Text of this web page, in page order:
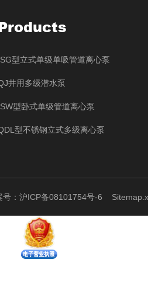
型立式单级单吸管道离心泵
井用多级潜水泵
型卧式单级管道离心泵
型不锈钢立式多级离心泵
号：沪ICP备08101754号-6